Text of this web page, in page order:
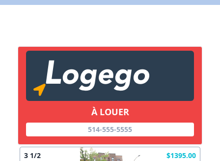
À LOUER
514-555-5555
3 1/2 $1395.00
Copier lien
X Fermer Envoyez